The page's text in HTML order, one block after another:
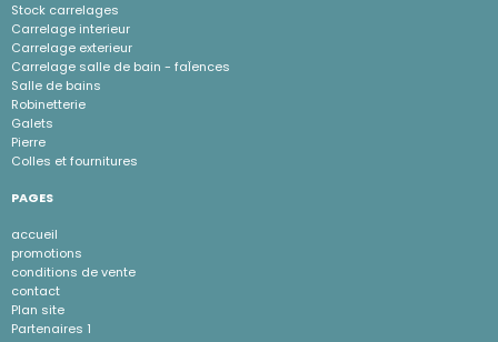
Stock carrelages
Carrelage interieur
Carrelage exterieur
Carrelage salle de bain - faÏences
Salle de bains
Robinetterie
Galets
Pierre
Colles et fournitures
PAGES
accueil
promotions
conditions de vente
contact
Plan site
Partenaires 1